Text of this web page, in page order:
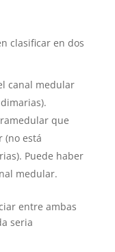
clasificar en dos
canal medular
que
(no está
Puede haber
medular.
entre ambas
seria